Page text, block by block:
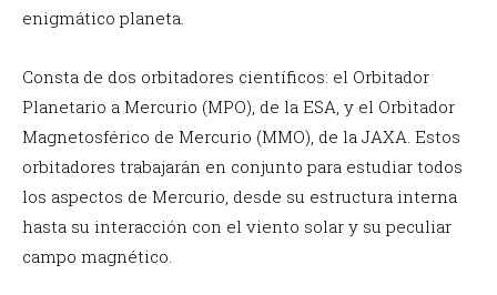
enigmático planeta.
Consta de dos orbitadores científicos: el Orbitador
Planetario a Mercurio (MPO), de la ESA, y el Orbitador
Magnetosférico de Mercurio (MMO), de la JAXA. Estos
orbitadores trabajarán en conjunto para estudiar todos
los aspectos de Mercurio, desde su estructura interna
hasta su interacción con el viento solar y su peculiar
campo magnético.